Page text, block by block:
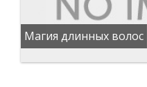
Магия длинных волос